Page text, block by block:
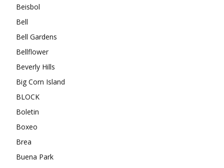
Beisbol
Bell
Bell Gardens
Bellflower
Beverly Hills
Big Corn Island
BLOCK
Boletin
Boxeo
Brea
Buena Park